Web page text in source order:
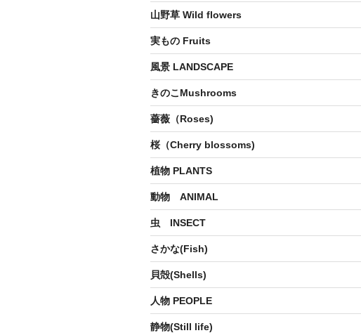
山野草 Wild flowers
実もの Fruits
風景 LANDSCAPE
きのこMushrooms
薔薇（Roses)
桜（Cherry blossoms)
植物 PLANTS
動物 ANIMAL
虫 INSECT
さかな(Fish)
貝殻(Shells)
人物 PEOPLE
静物(Still life)